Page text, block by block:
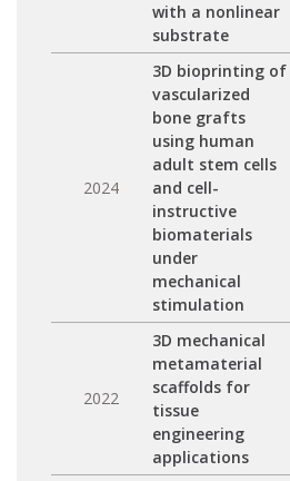
with a nonlinear
substrate
2024
3D bioprinting of
vascularized
bone grafts
using human
adult stem cells
and cell-
instructive
biomaterials
under
mechanical
stimulation
2022
3D mechanical
metamaterial
scaffolds for
tissue
engineering
applications